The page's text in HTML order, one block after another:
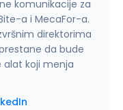
komunikacije za
a i MecaFor-a.
direktorima
da bude
alat koji menja